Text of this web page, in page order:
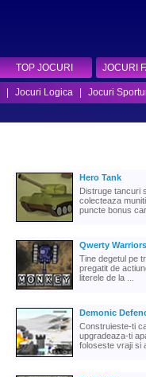
TOP JOCURI JOCURI
Jocuri Logica
Jocuri
Hero Tank
Distruge tancuri
colecteaza
puncte bonus
Qwerty
Tine degetul pe
pregatit de
literele de la ...
Demonic
Construieste-ti
upgradeaza-ti
foloseste vraji si